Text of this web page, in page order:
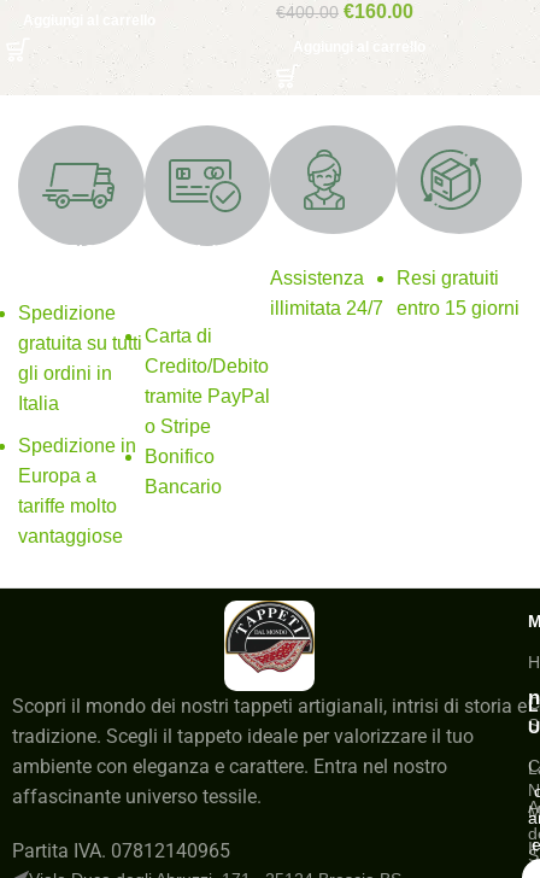
Aggiungi al carrello €400.00 €160.00
Aggiungi al carrello
SPEDIZIONE
Spedizione
gratuita su tutti
gli ordini in
Italia
Spedizione in
Europa a
tariffe molto
vantaggiose
Metodi di
Carta di
Credito/Debito
tramite PayPal
o Stripe
Bonifico
Bancario
Supporto 24/7
Assistenza
illimitata 24/7
Resi gratuiti
Resi gratuiti
entro 15 giorni
Scopri il mondo dei nostri tappeti artigianali, intrisi di storia e
tradizione. Scegli il tappeto ideale per valorizzare il tuo
ambiente con eleganza e carattere. Entra nel nostro
affascinante universo tessile.
Partita IVA. 07812140965